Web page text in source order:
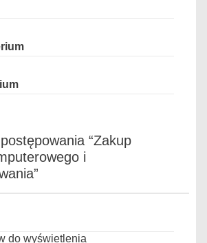
“Zakup
i
do wyświetlenia